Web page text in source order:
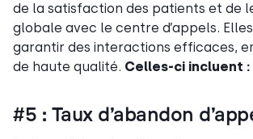
de la satisfaction des patients et de
globale avec le centre d’appels.
garantir des interactions efficaces,
de haute qualité. Celles-ci incluent :
#5 : Taux d’abandon